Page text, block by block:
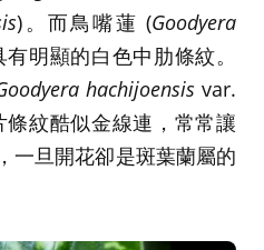
)。而鳥嘴蓮 (Goodyera
明顯的白色中肋條紋。
hachijoensis var.
條紋酷似金線連，常常讓
一旦開花卻是斑葉蘭屬的